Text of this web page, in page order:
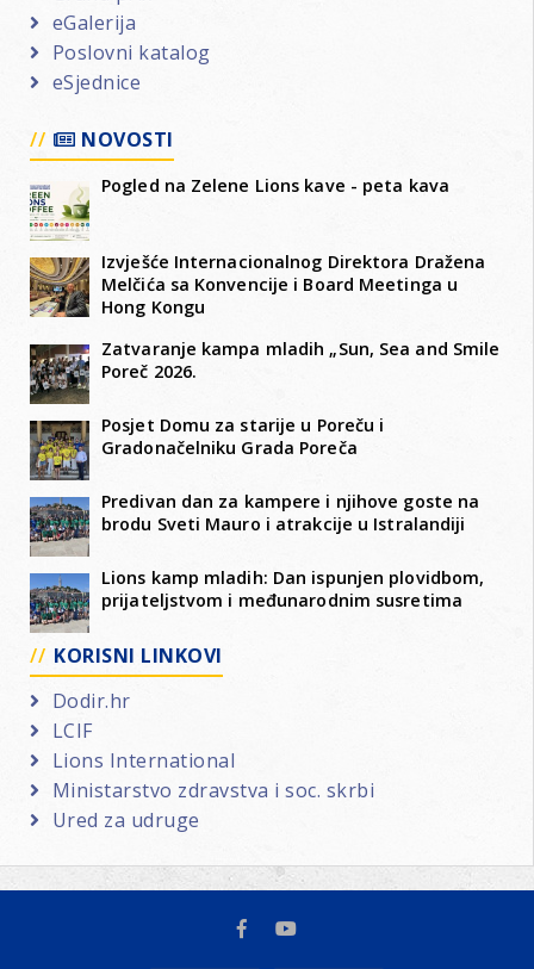
eGalerija
Poslovni katalog
eSjednice
NOVOSTI
Pogled na Zelene Lions kave - peta kava
Izvješće Internacionalnog Direktora Dražena
Melčića sa Konvencije i Board Meetinga u
Hong Kongu
Zatvaranje kampa mladih „Sun, Sea and Smile
Poreč 2026.
Posjet Domu za starije u Poreču i
Gradonačelniku Grada Poreča
Predivan dan za kampere i njihove goste na
brodu Sveti Mauro i atrakcije u Istralandiji
Lions kamp mladih: Dan ispunjen plovidbom,
prijateljstvom i međunarodnim susretima
KORISNI LINKOVI
Dodir.hr
LCIF
Lions International
Ministarstvo zdravstva i soc. skrbi
Ured za udruge